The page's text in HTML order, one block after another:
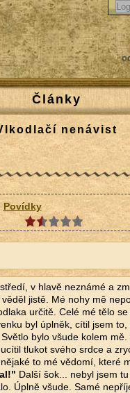
Články
nenávist
Povídky
v hlavě neznámé a
jistě. Mé nohy mě
určitě. Celé mé tělo
byl úplněk, cítil jsem to,
bylo všude kolem
tlukot svého srdce a
to mé vědomí, které
Další šok... nebyl jsem
Úplně všude. Samé